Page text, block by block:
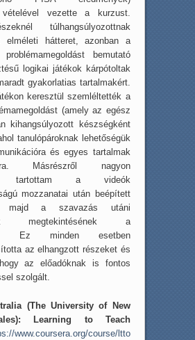
vételével vezette a kurzust.
túlhangsúlyozottnak
elméleti hátteret, azonban a
problémamegoldást bemutató
logikai játékok kárpótoltak
gyakorlatias tartalmakért.
keresztül szemléltették a
(amely az egész
kihangsúlyozott készségként
tanulópároknak lehetőségük
és egyes tartalmak
Másrészről nagyon
tartottam a videók
mozzanatai után beépített
majd a szavazás utáni
megtekintésének a
Ez minden esetben
az elhangzott részeket és
az előadóknak is fontos
szolgált.
(The University of New
Learning to Teach
www.coursera.org/course/ltto